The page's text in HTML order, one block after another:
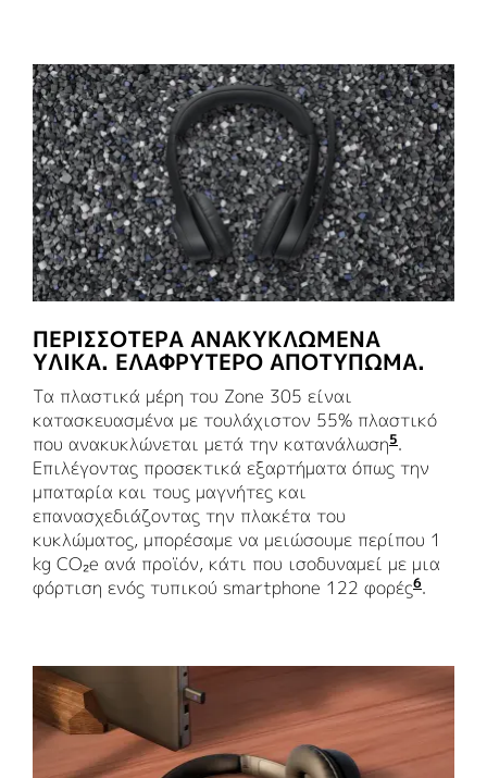
ΠΕΡΙΣΣΟΤΕΡΑ ΑΝΑΚΥΚΛΩΜΕΝΑ
ΥΛΙΚΑ. ΕΛΑΦΡΎΤΕΡΟ ΑΠΟΤΎΠΩΜΑ.
Τα πλαστικά μέρη του Zone 305 είναι
κατασκευασμένα με τουλάχιστον 55% πλαστικό
που ανακυκλώνεται μετά την κατανάλωση5.
Επιλέγοντας προσεκτικά εξαρτήματα όπως την
μπαταρία και τους μαγνήτες και
επανασχεδιάζοντας την πλακέτα του
κυκλώματος, μπορέσαμε να μειώσουμε περίπου 1
kg CO₂e ανά προϊόν, κάτι που ισοδυναμεί με μια
φόρτιση ενός τυπικού smartphone 122 φορές6Πηγή
.